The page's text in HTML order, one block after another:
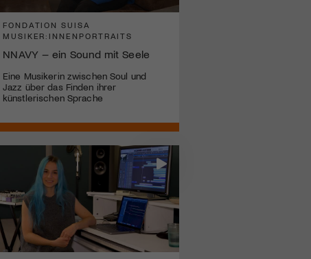
FONDATION SUISA
MUSIKER:INNENPORTRAITS
NNAVY – ein Sound mit Seele
Eine Musikerin zwischen Soul und
Jazz über das Finden ihrer
künstlerischen Sprache